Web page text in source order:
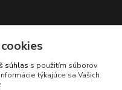
súhlas s použitím súborov
týkajúce sa Vašich